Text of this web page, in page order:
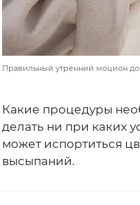
Правильный утренний моцион
Какие процедуры
делать ни при каких
может испортиться
высыпаний.